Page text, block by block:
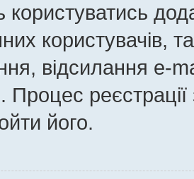
користуватись
користувачів,
відсилання e-
Процес
його.